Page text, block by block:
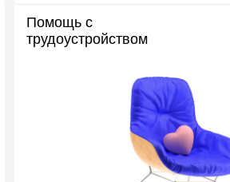
Помощь с
трудоустройством